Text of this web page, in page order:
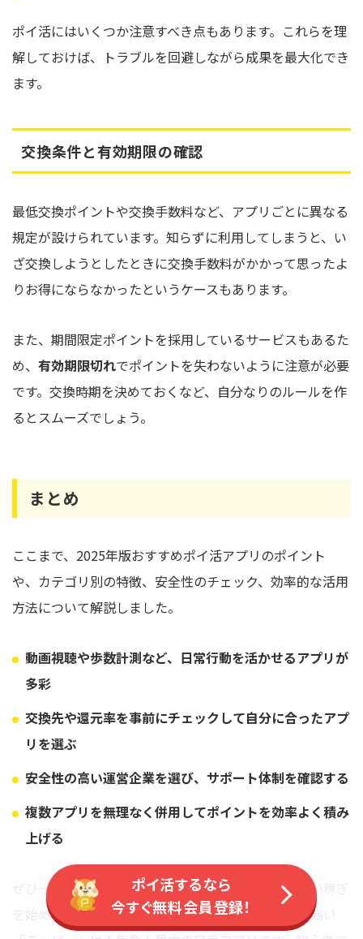
ポイ活にはいくつか注意すべき点もあります。これらを理
解しておけば、トラブルを回避しながら成果を最大化でき
ます。
交換条件と有効期限の確認
最低交換ポイントや交換手数料など、アプリごとに異なる
規定が設けられています。知らずに利用してしまうと、い
ざ交換しようとしたときに交換手数料がかかって思ったよ
りお得にならなかったというケースもあります。
また、期間限定ポイントを採用しているサービスもあるた
め、 有効期限切れでポイントを失わないように注意が必要
です。交換時期を決めておくなど、自分なりのルールを作
るとスムーズでしょう。
まとめ
ここまで、2025年版おすすめポイ活アプリのポイント
や、カテゴリ別の特徴、安全性のチェック、効率的な活用
方法について解説しました。
動画視聴や歩数計測など、日常行動を活かせるアプリが
多彩
交換先や還元率を事前にチェックして自分に合ったアプ
リを選ぶ
安全性の高い運営企業を選び、サポート体制を確認する
複数アプリを無理なく併用してポイントを効率よく積み
上げる
ぜひ一度、ポイ活アプリをダウンロードしてお小遣い稼ぎ
を始めてみてください。なかでも手軽かつ還元率も高い
ポイ活するなら
今すぐ無料会員登録！